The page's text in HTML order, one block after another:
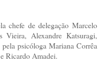
chefe de delegação Marcelo
Vieira, Alexandre Katsuragi,
psicóloga Mariana Corrêa
Ricardo Amadei.